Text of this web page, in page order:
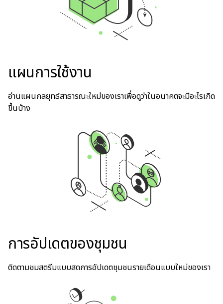
แผนการใช้งาน
อ่านแผนกลยุทธ์สาธารณะใหม่ของเราเพื่อดูว่าในอนาคตจะมีอะไรเกิด
ขึ้นบ้าง
การอัปเดตของชุมชน
ติดตามชมสตรีมแบบสดการอัปเดตชุมชนรายเดือนแบบใหม่ของเรา